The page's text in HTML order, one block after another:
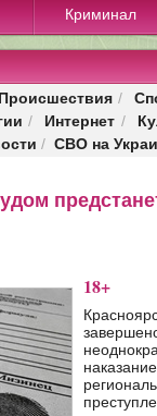
Криминал
Происшествия /
/ Интернет /
/ СВО на
18+